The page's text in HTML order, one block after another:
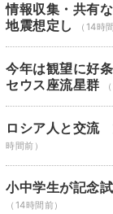
情報収集・共有
地震想定し
（14時
今年は観望に好
セウス座流星群
ロシア人と交流
時間前）
小中学生が記念
（14時間前）